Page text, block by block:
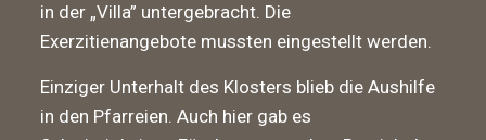
in der „Villa” untergebracht. Die
Exerzitienangebote mussten eingestellt werden.
Einziger Unterhalt des Klosters blieb die Aushilfe
in den Pfarreien. Auch hier gab es